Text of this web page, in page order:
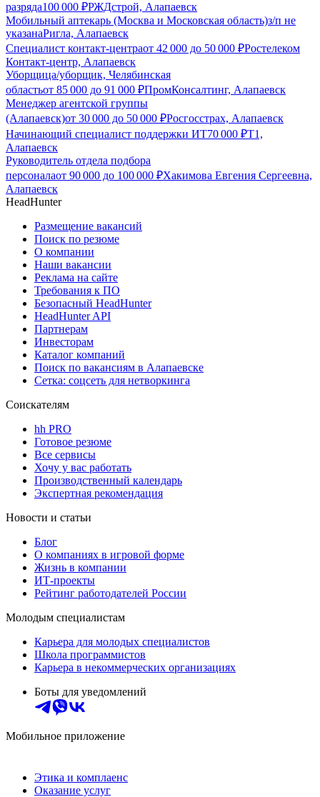
разряда100 000 ₽РЖДстрой, Алапаевск
Мобильный аптекарь (Москва и Московская область)з/п не
указанаРигла, Алапаевск
Специалист контакт-центраот 42 000 до 50 000 ₽Ростелеком
Контакт-центр, Алапаевск
Уборщица/уборщик, Челябинская
областьот 85 000 до 91 000 ₽ПромКонсалтинг, Алапаевск
Менеджер агентской группы
(Алапаевск)от 30 000 до 50 000 ₽Росгосстрах, Алапаевск
Начинающий специалист поддержки ИТ70 000 ₽Т1,
Алапаевск
Руководитель отдела подбора
персоналаот 90 000 до 100 000 ₽Хакимова Евгения Сергеевна,
Алапаевск
HeadHunter
Размещение вакансий
Поиск по резюме
О компании
Наши вакансии
Реклама на сайте
Требования к ПО
Безопасный HeadHunter
HeadHunter API
Партнерам
Инвесторам
Каталог компаний
Поиск по вакансиям в Алапаевске
Сетка: соцсеть для нетворкинга
Соискателям
hh PRO
Готовое резюме
Все сервисы
Хочу у вас работать
Производственный календарь
Экспертная рекомендация
Новости и статьи
Блог
О компаниях в игровой форме
Жизнь в компании
ИТ-проекты
Рейтинг работодателей России
Молодым специалистам
Карьера для молодых специалистов
Школа программистов
Карьера в некоммерческих организациях
Боты для уведомлений
Мобильное приложение
Этика и комплаенс
Оказание услуг